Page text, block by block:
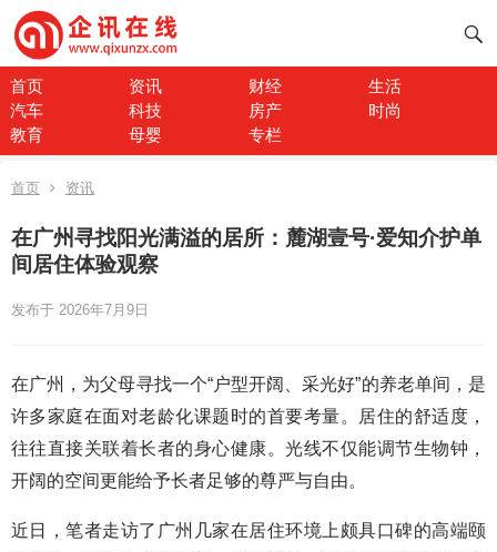
首页 资讯 财经
生活
汽车
科技 房产
时尚
教育
母婴 专栏
首页 资讯
在广州寻找阳光满溢的居所：麓湖壹号·爱知介护单
间居住体验观察
发布于 2026年7月9日
在广州，为父母寻找一个“户型开阔、采光好”的养老单间，是
许多家庭在面对老龄化课题时的首要考量。居住的舒适度，
往往直接关联着长者的身心健康。光线不仅能调节生物钟，
开阔的空间更能给予长者足够的尊严与自由。
近日，笔者走访了广州几家在居住环境上颇具口碑的高端颐